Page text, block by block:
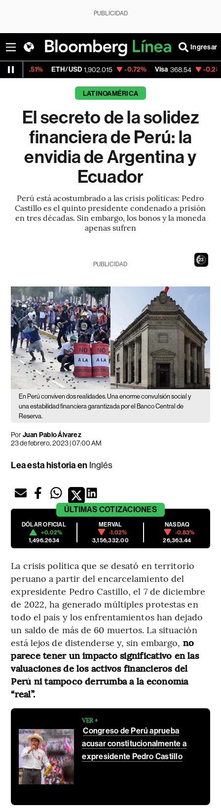
PUBLICIDAD
Ingresar
ETH/USD 1,902.015 -0.72% Visa 368.54 -0.28%
LATINOAMÉRICA
El secreto de la solidez
financiera de Perú: la
envidia de Argentina y
Ecuador
Perú está acostumbrado a las crisis políticas: Pedro
Castillo es el quinto presidente condenado a prisión
en tres décadas. Sin embargo, los bonos y la moneda
apenas sufren
21
PUBLICIDAD
En Perú conviven dos realidades. Una enorme convulsión social y
una estabilidad financiera garantizada por el Banco Central de
Reserva.
PorJuan Pablo Álvarez
23 de febrero, 2023 | 07:00 AM
Lea esta historia en Inglés
ÚLTIMAS COTIZACIONES
DÓLAR OFICIAL
+0.02%
1,496.2634
MERVAL
-1.02%
3,156,332.00
NASDAQ
-0.83%
26,363.44
La crisis política que se desató en territorio
peruano a partir del encarcelamiento del
expresidente Pedro Castillo, el 7 de diciembre
de 2022, ha generado múltiples protestas en
todo el país y los enfrentamientos han dejado
un saldo de más de 60 muertos. La situación
está lejos de distenderse y, sin embargo, no
parece tener un impacto significativo en las
valuaciones de los activos financieros del
Perú ni tampoco derrumba a la economía
“real”.
VER +
Congreso de Perú aprueba
acusar constitucionalmente a
expresidente Pedro Castillo